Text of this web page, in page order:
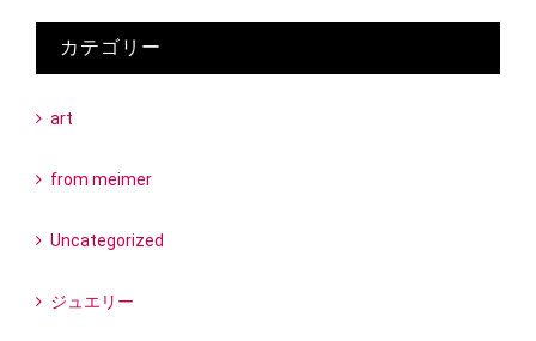
カテゴリー
art
from meimer
Uncategorized
ジュエリー